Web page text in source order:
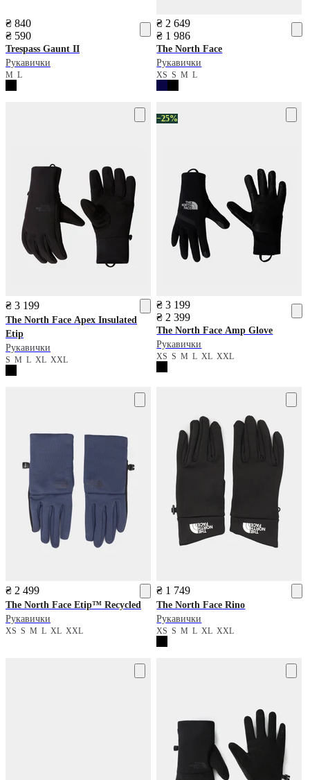
₴ 840
₴ 590
Trespass Gaunt II
Рукавички
M L
₴ 2 649
₴ 1 986
The North Face
Рукавички
XSSML
₴ 3 199
The North Face Apex Insulated
Etip
Рукавички
S M L XL XXL
−25%
₴ 3 199
₴ 2 399
The North Face Amp Glove
Рукавички
XSSMLXLXXL
₴ 2 499
The North Face Etip™ Recycled
Рукавички
XS S M L XL XXL
₴ 1 749
The North Face Rino
Рукавички
XSSMLXLXXL